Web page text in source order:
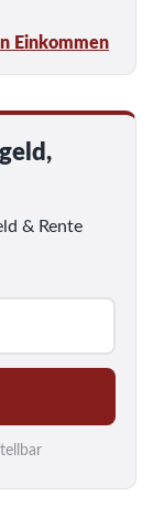
Einkommen
& Rente